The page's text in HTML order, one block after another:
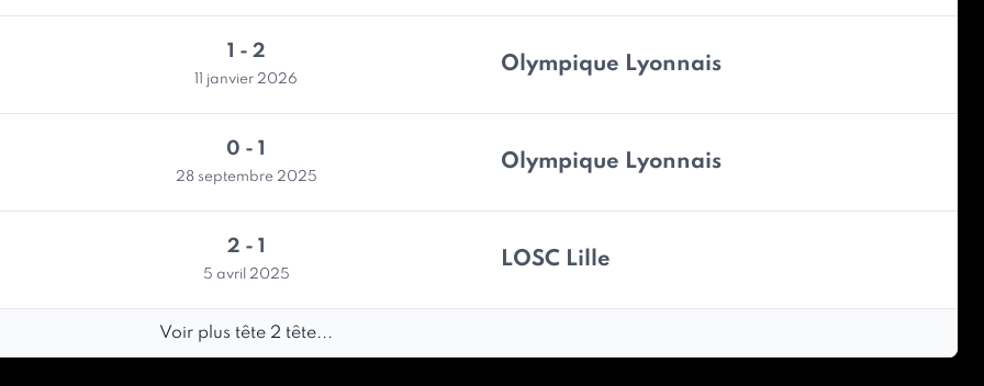
1 - 2
11 janvier 2026
Olympique Lyonnais
0 - 1
28 septembre 2025
Olympique Lyonnais
2 - 1
5 avril 2025
LOSC Lille
Voir plus tête 2 tête...